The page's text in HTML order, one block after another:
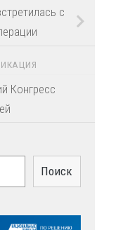
с
Конгресс
Поиск